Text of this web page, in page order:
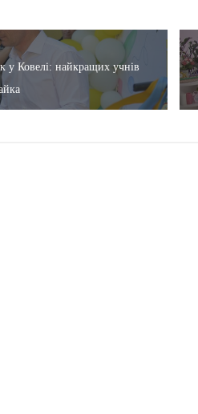
у Ковелі: найкращих учнів